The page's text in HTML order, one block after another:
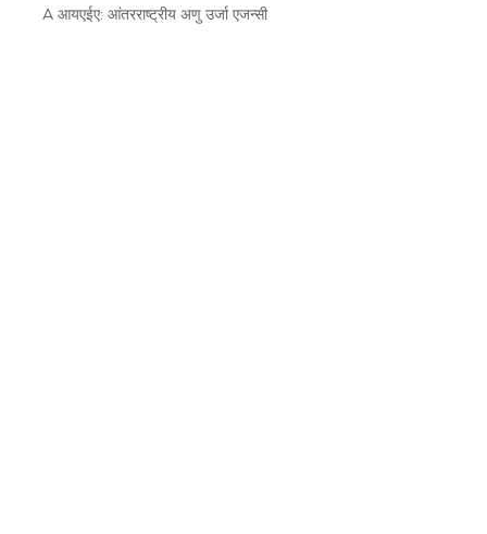
A आयएईए: आंतरराष्ट्रीय अणु उर्जा एजन्सी